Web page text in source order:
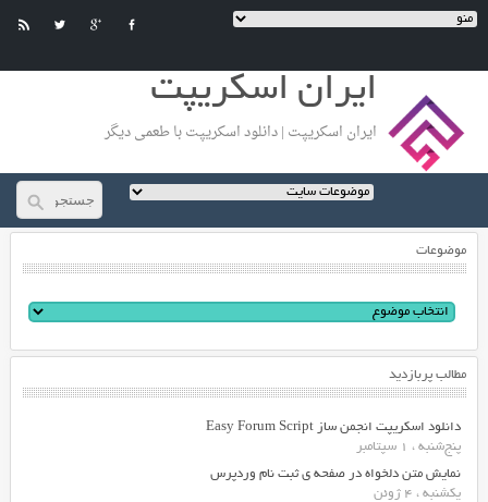
ایران اسکریپت
ایران اسکریپت | دانلود اسکریپت با طعمی دیگر
موضوعات
مطالب پربازدید
دانلود اسکریپت انجمن ساز Easy Forum Script
پنج‌شنبه ، 1 سپتامبر
نمایش متن دلخواه در صفحه ی ثبت نام وردپرس
یکشنبه ، 4 ژوئن